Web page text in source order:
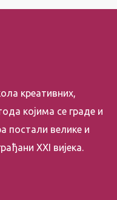
креативних,
којима се граде и
постали велике и
XXI вијека.